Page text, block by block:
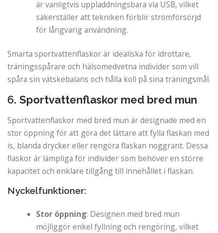
är vanligtvis uppladdningsbara via USB, vilket
säkerställer att tekniken förblir strömförsörjd
för långvarig användning.
Smarta sportvattenflaskor är idealiska för idrottare,
träningsspårare och hälsomedvetna individer som vill
spåra sin vätskebalans och hålla koll på sina träningsmål.
6. Sportvattenflaskor med bred mun
Sportvattenflaskor med bred mun är designade med en
stor öppning för att göra det lättare att fylla flaskan med
is, blanda drycker eller rengöra flaskan noggrant. Dessa
flaskor är lämpliga för individer som behöver en större
kapacitet och enklare tillgång till innehållet i flaskan.
Nyckelfunktioner:
Stor öppning: Designen med bred mun
möjliggör enkel fyllning och rengöring, vilket